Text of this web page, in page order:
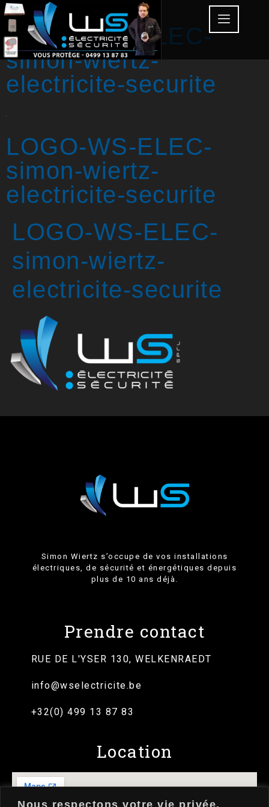
Nous respectons votre vie privée.
LOGO-WS-ELEC-
simon-wiertz-
electricite-securite
LOGO-WS-ELEC-
simon-wiertz-
electricite-securite
LOGO-WS-ELEC-
simon-wiertz-
electricite-securite
Simon Wiertz s’occupe de vos installations
électriques, de sécurité et énergétiques depuis
plus de 10 ans déjà.
Prendre contact
RUE DE L'YSER 130, WELKENRAEDT
info@wselectricite.be
+32(0) 499 13 87 83
Location